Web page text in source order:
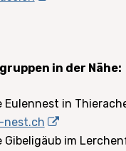
in der Nähe:
Eulennest in
nest.ch
Gibeligäub im